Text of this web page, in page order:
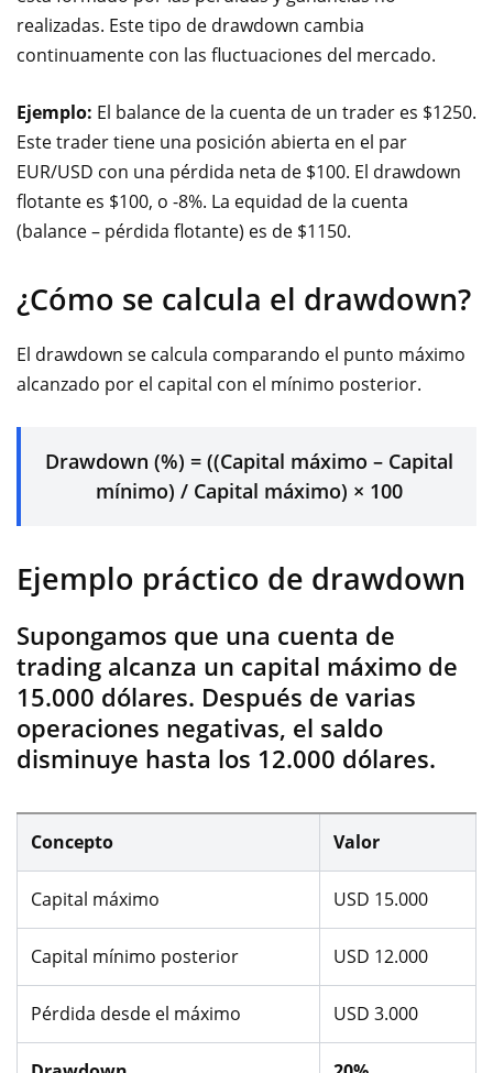
realizadas. Este tipo de drawdown cambia
continuamente con las fluctuaciones del mercado.
Ejemplo: El balance de la cuenta de un trader es $1250.
Este trader tiene una posición abierta en el par
EUR/USD con una pérdida neta de $100. El drawdown
flotante es $100, o -8%. La equidad de la cuenta
(balance – pérdida flotante) es de $1150.
¿Cómo se calcula el drawdown?
El drawdown se calcula comparando el punto máximo
alcanzado por el capital con el mínimo posterior.
Drawdown (%) = ((Capital máximo – Capital
mínimo) / Capital máximo) × 100
Ejemplo práctico de drawdown
Supongamos que una cuenta de
trading alcanza un capital máximo de
15.000 dólares. Después de varias
operaciones negativas, el saldo
disminuye hasta los 12.000 dólares.
Concepto Valor
Capital máximo USD 15.000
Capital mínimo posterior USD 12.000
Pérdida desde el máximo USD 3.000